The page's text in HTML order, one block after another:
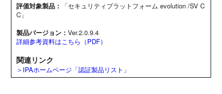
評価対象製品：
「セキュリティプラットフォーム evolution /SV C
C」
製品バージョン：Ver.2.0.9.4
詳細参考資料はこちら（PDF）
関連リンク
＞IPAホームページ「認証製品リスト」